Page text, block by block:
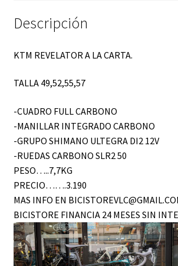
Descripción
KTM REVELATOR A LA CARTA.
TALLA 49,52,55,57
-CUADRO FULL CARBONO
-MANILLAR INTEGRADO CARBONO
-GRUPO SHIMANO ULTEGRA DI2 12V
-RUEDAS CARBONO SLR2 50
PESO…..7,7KG
PRECIO…….3.190
MAS INFO EN
BICISTORE FINANCIA 24 MESES SIN